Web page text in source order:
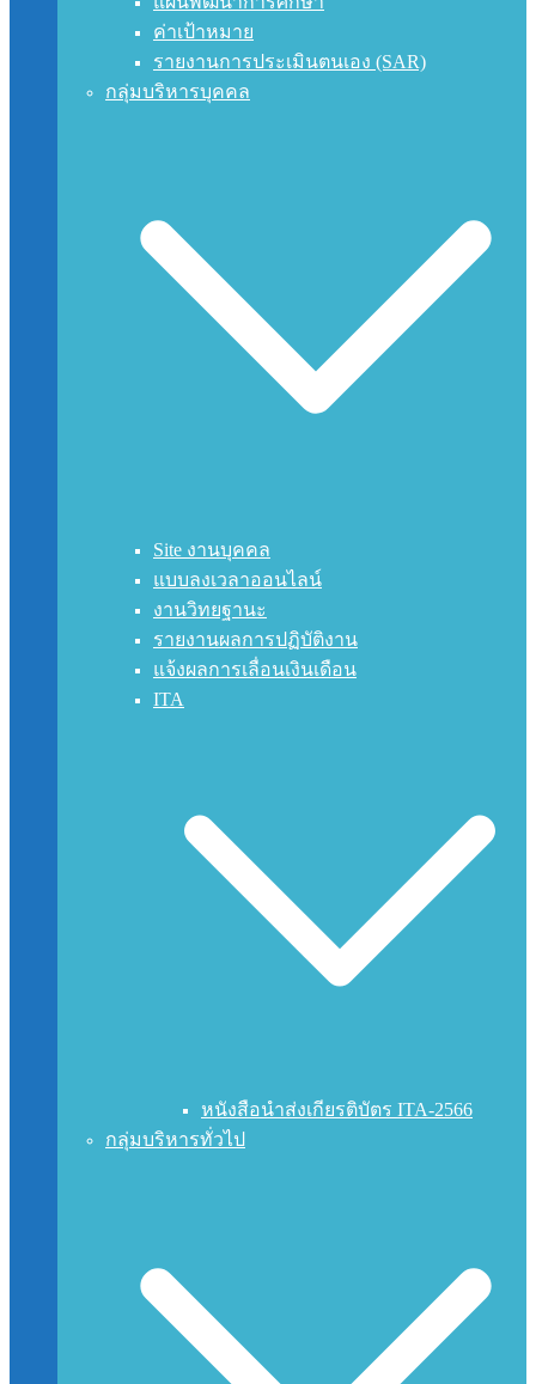
ค่าเป้าหมาย
รายงานการประเมินตนเอง (SAR)
กลุ่มบริหารบุคคล
Site งานบุคคล
แบบลงเวลาออนไลน์
งานวิทยฐานะ
รายงานผลการปฏิบัติงาน
แจ้งผลการเลื่อนเงินเดือน
ITA
หนังสือนำส่งเกียรติบัตร ITA-2566
กลุ่มบริหารทั่วไป